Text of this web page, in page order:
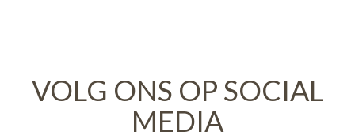
VOLG ONS OP SOCIAL
MEDIA